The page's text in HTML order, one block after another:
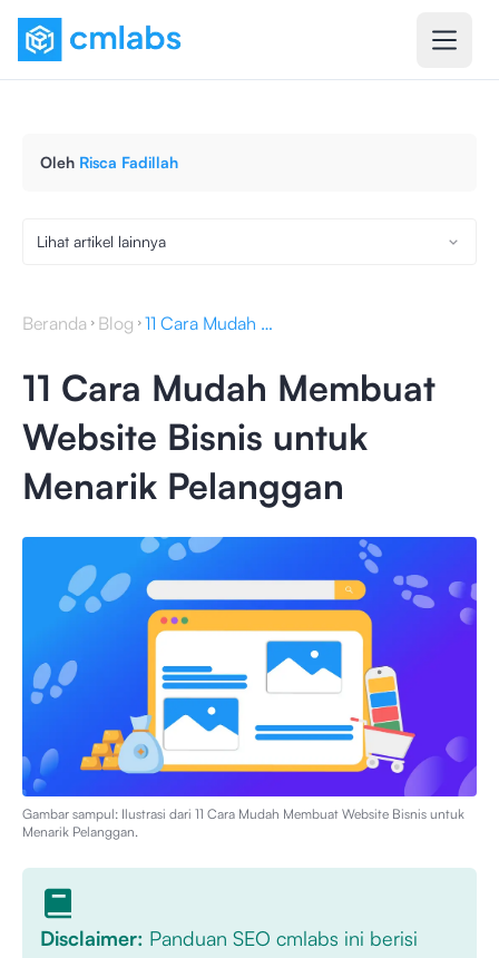
Oleh Risca Fadillah
Lihat artikel lainnya
Beranda Blog 11 Cara Mudah Membuat Website Bisnis untuk Menarik Pelanggan
11 Cara Mudah Membuat
Website Bisnis untuk
Menarik Pelanggan
Gambar sampul: Ilustrasi dari 11 Cara Mudah Membuat Website Bisnis untuk
Menarik Pelanggan.
Disclaimer: Panduan SEO cmlabs ini berisi